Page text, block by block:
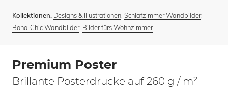
Kollektionen: Designs & Illustrationen, Schlafzimmer Wandbilder,
Boho-Chic Wandbilder, Bilder fürs Wohnzimmer
Premium Poster
Brillante Posterdrucke auf 260 g / m²